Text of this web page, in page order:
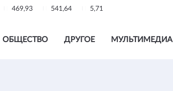
469,93 541,64 5,71
ОБЩЕСТВО ДРУГОЕ МУЛЬТИМЕДИА